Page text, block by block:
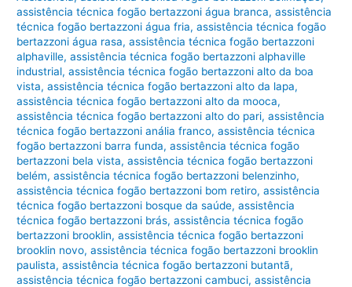
assistência técnica fogão bertazzoni água branca,assistência
técnica fogão bertazzoni água fria,assistência técnica fogão
bertazzoni água rasa,assistência técnica fogão bertazzoni
alphaville,assistência técnica fogão bertazzoni alphaville
industrial,assistência técnica fogão bertazzoni alto da boa
vista,assistência técnica fogão bertazzoni alto da lapa,
assistência técnica fogão bertazzoni alto da mooca,
assistência técnica fogão bertazzoni alto do pari,assistência
técnica fogão bertazzoni anália franco,assistência técnica
fogão bertazzoni barra funda,assistência técnica fogão
bertazzoni bela vista,assistência técnica fogão bertazzoni
belém,assistência técnica fogão bertazzoni belenzinho,
assistência técnica fogão bertazzoni bom retiro,assistência
técnica fogão bertazzoni bosque da saúde,assistência
técnica fogão bertazzoni brás,assistência técnica fogão
bertazzoni brooklin,assistência técnica fogão bertazzoni
brooklin novo,assistência técnica fogão bertazzoni brooklin
paulista,assistência técnica fogão bertazzoni butantã,
assistência técnica fogão bertazzoni cambuci,assistência